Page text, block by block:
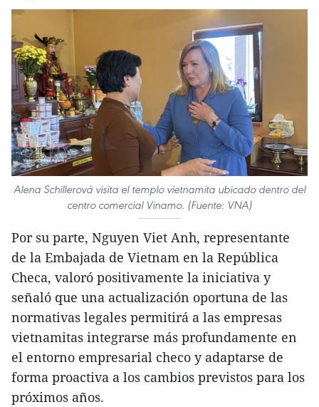
Alena Schillerová visita el templo vietnamita ubicado dentro del
centro comercial Vinamo. (Fuente: VNA)
Por su parte, Nguyen Viet Anh, representante
de la Embajada de Vietnam en la República
Checa, valoró positivamente la iniciativa y
señaló que una actualización oportuna de las
normativas legales permitirá a las empresas
vietnamitas integrarse más profundamente en
el entorno empresarial checo y adaptarse de
forma proactiva a los cambios previstos para los
próximos años.